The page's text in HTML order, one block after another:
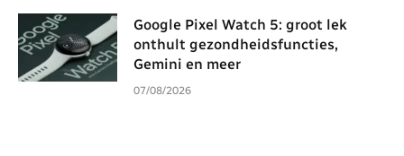
Google Pixel Watch 5: groot lek
onthult gezondheidsfuncties,
Gemini en meer
07/08/2026